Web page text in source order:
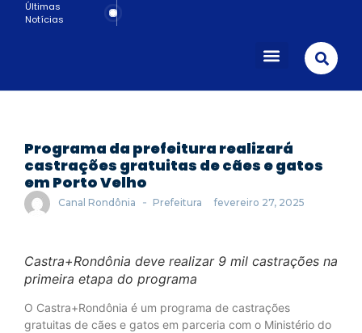
Últimas
Notícias
Programa da prefeitura realizará
castrações gratuitas de cães e gatos
em Porto Velho
Canal Rondônia - Prefeitura fevereiro 27, 2025
Castra+Rondônia deve realizar 9 mil castrações na
primeira etapa do programa
O Castra+Rondônia é um programa de castrações
gratuitas de cães e gatos em parceria com o Ministério do